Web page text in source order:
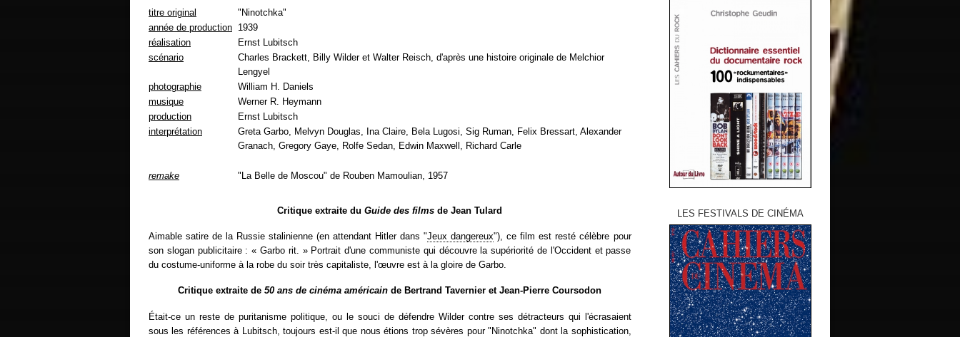
titre original
"Ninotchka"
année de production 1939
réalisation
Ernst Lubitsch
scénario
Charles Brackett, Billy Wilder et Walter Reisch, d'après une histoire originale de Melchior
Lengyel
photographie
William H. Daniels
musique
Werner R. Heymann
production
Ernst Lubitsch
interprétation
Greta Garbo, Melvyn Douglas, Ina Claire, Bela Lugosi, Sig Ruman, Felix Bressart, Alexander
Granach, Gregory Gaye, Rolfe Sedan, Edwin Maxwell, Richard Carle
remake "La Belle de Moscou" de Rouben Mamoulian, 1957
Critique extraite duGuide des films de Jean Tulard
Aimable satire de la Russie stalinienne (en attendant Hitler dans "Jeux dangereux"), ce film est resté célèbre pour
son slogan publicitaire : « Garbo rit. » Portrait d'une communiste qui découvre la supériorité de l'Occident et passe
du costume-uniforme à la robe du soir très capitaliste, l'œuvre est à la gloire de Garbo.
Critique extraite de50 ans de cinéma américain de Bertrand Tavernier et Jean-Pierre Coursodon
Était-ce un reste de puritanisme politique, ou le souci de défendre Wilder contre ses détracteurs qui l'écrasaient
sous les références à Lubitsch, toujours est-il que nous étions trop sévères pour "Ninotchka" dont la sophistication,
LES FESTIVALS DE CINÉMA